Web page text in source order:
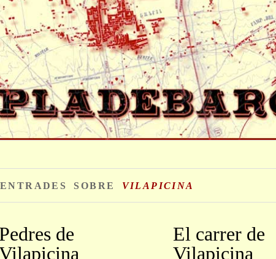
ENTRADES SOBRE VILAPICINA
Pedres de
El carrer de
Vilapicina